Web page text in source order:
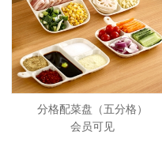
分格配菜盘（五分格）
会员可见